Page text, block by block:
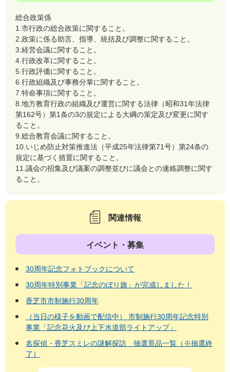
総合政策係
1.市行政の総合政策に関すること。
2.政策に係る助言、指導、統括及び調整に関すること。
3.経営会議に関すること。
4.行政改革に関すること。
5.行政評価に関すること。
6.行政組織及び事務分掌に関すること。
7.特命事項に関すること。
8.地方教育行政の組織及び運営に関する法律（昭和31年法律
第162号）第1条の3の規定による大綱の策定及び変更に関す
ること。
9.総合教育会議に関すること。
10.いじめ防止対策推進法（平成25年法律第71号）第24条の
規定に基づく措置に関すること。
11.議会の招集及び議案の調整並びに議会との連絡調整に関す
ること。
関連情報
イベント・募集
30周年記念フォトブックについて
30周年特別事業「記念のぼり旗」が完成しました！
香芝市市制施行30周年
（当日の様子を動画で配信中） 市制施行30周年記念特別
事業「記念花火及び上下水道部ライトアップ」
名探偵・香芝スミレの謎解探訪 抽選景品一覧（※抽選終
了）